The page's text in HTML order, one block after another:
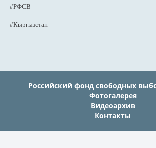
#РФСВ
#Кыргызстан
Российский фонд свободных
Фотогалерея
Видеоархив
Контакты